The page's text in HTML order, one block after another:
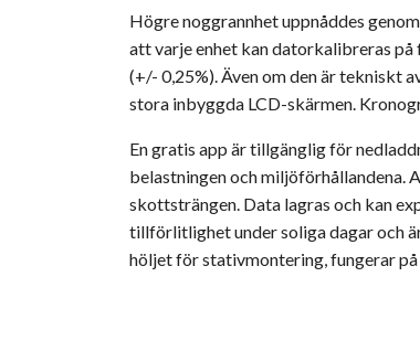
Högre noggrannhet uppnåddes
att varje enhet kan datorkalibreras
(+/- 0,25%). Även om den är tekniskt
stora inbyggda LCD-skärmen.
En gratis app är tillgänglig för
belastningen och miljöförhållandena.
skottsträngen. Data lagras och kan
tillförlitlighet under soliga dagar och
höljet för stativmontering, fungerar